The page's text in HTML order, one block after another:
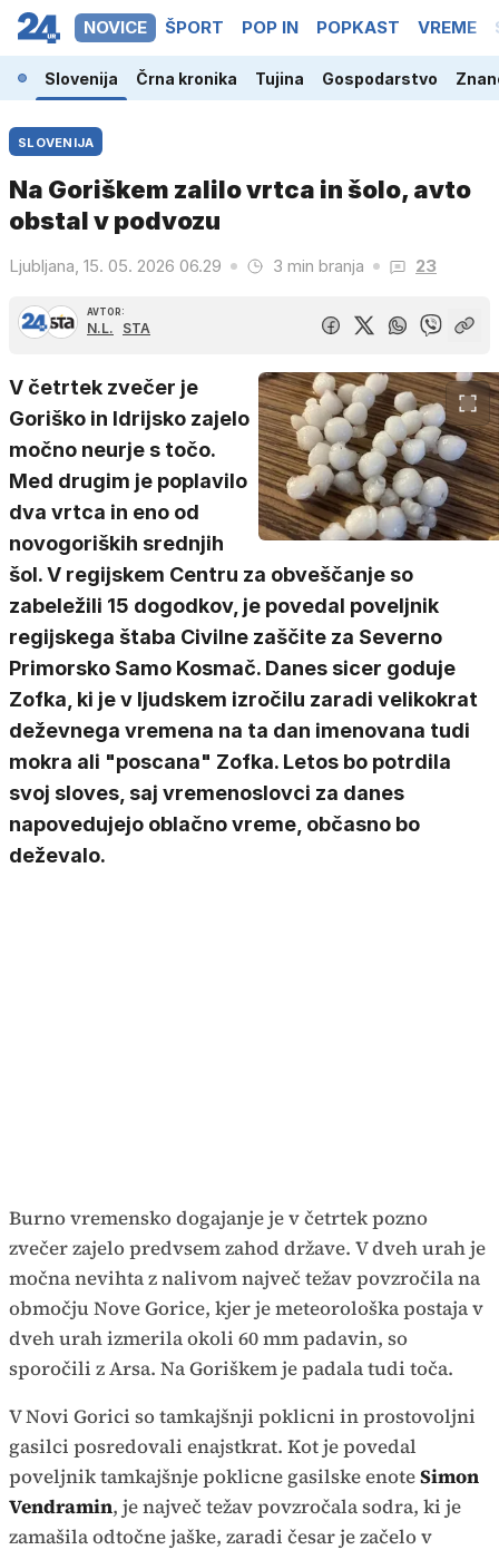
NOVICE ŠPORT POP IN POPKAST VREME
Slovenija Črna kronika Tujina Gospodarstvo
SLOVENIJA
Na Goriškem zalilo vrtca in šolo, avto
obstal v podvozu
Ljubljana, 15. 05. 2026 06.29 3 min branja 23
AVTOR:
N.L. STA
V četrtek zvečer je
Goriško in Idrijsko zajelo
močno neurje s točo.
Med drugim je poplavilo
dva vrtca in eno od
novogoriških srednjih
šol. V regijskem Centru za obveščanje so
zabeležili 15 dogodkov, je povedal poveljnik
regijskega štaba Civilne zaščite za Severno
Primorsko Samo Kosmač. Danes sicer goduje
Zofka, ki je v ljudskem izročilu zaradi velikokrat
deževnega vremena na ta dan imenovana tudi
mokra ali "poscana" Zofka. Letos bo potrdila
svoj sloves, saj vremenoslovci za danes
napovedujejo oblačno vreme, občasno bo
deževalo.
Burno vremensko dogajanje je v četrtek pozno
zvečer zajelo predvsem zahod države. V dveh urah je
močna nevihta z nalivom največ težav povzročila na
območju Nove Gorice, kjer je meteorološka postaja v
dveh urah izmerila okoli 60 mm padavin, so
sporočili z Arsa. Na Goriškem je padala tudi toča.
V Novi Gorici so tamkajšnji poklicni in prostovoljni
gasilci posredovali enajstkrat. Kot je povedal
poveljnik tamkajšnje poklicne gasilske enoteSimon
Vendramin, je največ težav povzročala sodra, ki je
zamašila odtočne jaške, zaradi česar je začelo v